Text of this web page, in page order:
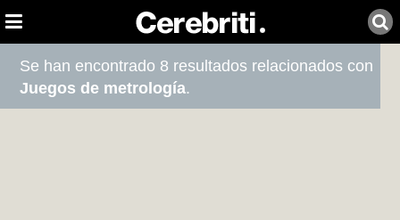
Se han encontrado 8 resultados relacionados con
Juegos de metrología.